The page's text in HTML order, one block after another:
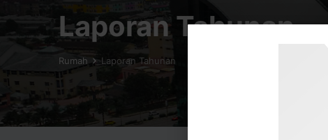
Laporan Tahunan
Rumah Laporan Tahunan